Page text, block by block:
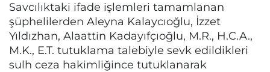
Savcılıktaki ifade işlemleri tamamlanan
şüphelilerden Aleyna Kalaycıoğlu, İzzet
Yıldızhan, Alaattin Kadayıfçıoğlu, M.R., H.C.A.,
M.K., E.T. tutuklama talebiyle sevk edildikleri
sulh ceza hakimliğince tutuklanarak